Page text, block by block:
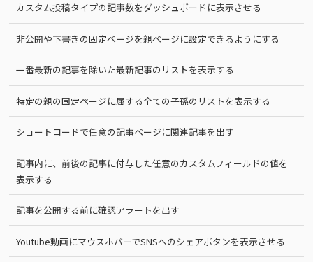
カスタム投稿タイプの記事数をダッシュボードに表示させる
非公開や下書きの固定ページを親ページに設定できるようにする
一番最新の記事を除いた最新記事のリストを表示する
特定の親の固定ページに属する全ての子孫のリストを表示する
ショートコードで任意の記事ページに関連記事を出す
記事内に、前後の記事に付与した任意のカスタムフィールドの値を
表示する
記事を公開する前に確認アラートを出す
Youtube動画にマウスホバーでSNSへのシェアボタンを表示させる